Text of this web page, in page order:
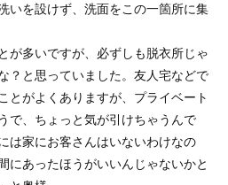
いを設けず、洗面をこの一箇所に集
が多いですが、必ずしも脱衣所じゃ
？と思っていました。友人宅などで
とがよくありますが、プライベート
で、ちょっと気が引けちゃうんで
は家にお客さんはいないわけなの
にあったほうがいいんじゃないかと